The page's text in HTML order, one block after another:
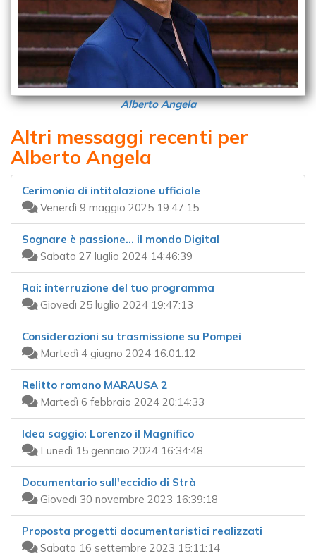
Alberto Angela
Altri messaggi recenti per
Alberto Angela
Cerimonia di intitolazione ufficiale
Venerdì 9 maggio 2025 19:47:15
Sognare è passione... il mondo Digital
Sabato 27 luglio 2024 14:46:39
Rai: interruzione del tuo programma
Giovedì 25 luglio 2024 19:47:13
Considerazioni su trasmissione su Pompei
Martedì 4 giugno 2024 16:01:12
Relitto romano MARAUSA 2
Martedì 6 febbraio 2024 20:14:33
Idea saggio: Lorenzo il Magnifico
Lunedì 15 gennaio 2024 16:34:48
Documentario sull'eccidio di Strà
Giovedì 30 novembre 2023 16:39:18
Proposta progetti documentaristici realizzati
Sabato 16 settembre 2023 15:11:14